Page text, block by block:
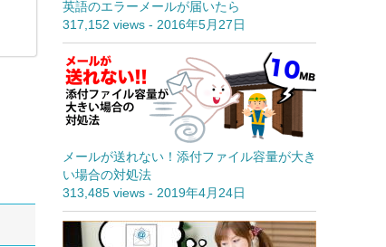
英語のエラーメールが届いたら
317,152 views - 2016年5月27日
メールが送れない！添付ファイル容量が大き
い場合の対処法
313,485 views - 2019年4月24日